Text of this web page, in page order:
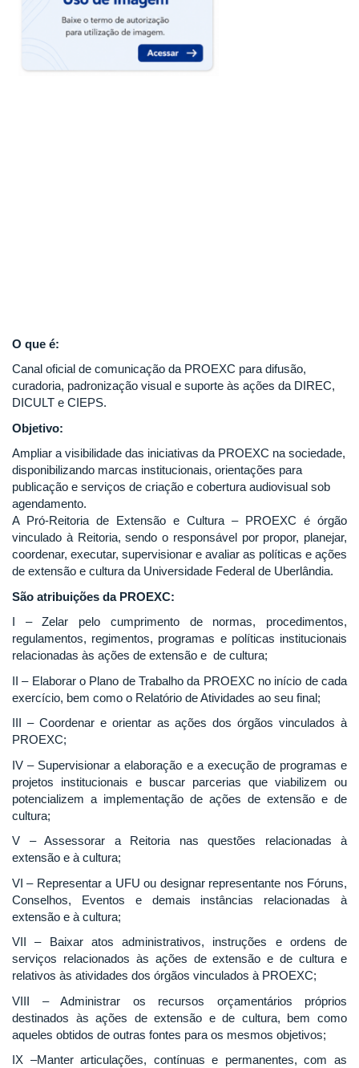
O que é:
Canal oficial de comunicação da PROEXC para difusão,
curadoria, padronização visual e suporte às ações da DIREC,
DICULT e CIEPS.
Objetivo:
Ampliar a visibilidade das iniciativas da PROEXC na sociedade,
disponibilizando marcas institucionais, orientações para
publicação e serviços de criação e cobertura audiovisual sob
agendamento.
A Pró-Reitoria de Extensão e Cultura – PROEXC é órgão
vinculado à Reitoria, sendo o responsável por propor, planejar,
coordenar, executar, supervisionar e avaliar as políticas e ações
de extensão e cultura da Universidade Federal de Uberlândia.
São atribuições da PROEXC:
I – Zelar pelo cumprimento de normas, procedimentos,
regulamentos, regimentos, programas e políticas institucionais
relacionadas às ações de extensão e de cultura;
II – Elaborar o Plano de Trabalho da PROEXC no início de cada
exercício, bem como o Relatório de Atividades ao seu final;
III – Coordenar e orientar as ações dos órgãos vinculados à
PROEXC;
IV – Supervisionar a elaboração e a execução de programas e
projetos institucionais e buscar parcerias que viabilizem ou
potencializem a implementação de ações de extensão e de
cultura;
V – Assessorar a Reitoria nas questões relacionadas à
extensão e à cultura;
VI – Representar a UFU ou designar representante nos Fóruns,
Conselhos, Eventos e demais instâncias relacionadas à
extensão e à cultura;
VII – Baixar atos administrativos, instruções e ordens de
serviços relacionados às ações de extensão e de cultura e
relativos às atividades dos órgãos vinculados à PROEXC;
VIII – Administrar os recursos orçamentários próprios
destinados às ações de extensão e de cultura, bem como
aqueles obtidos de outras fontes para os mesmos objetivos;
IX –Manter articulações, contínuas e permanentes, com as